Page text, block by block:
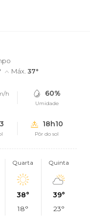
Máx. 37°
h 60%
Umidade
18h10
Pôr do sol
Quarta
38°
18°
Quinta
39°
23°